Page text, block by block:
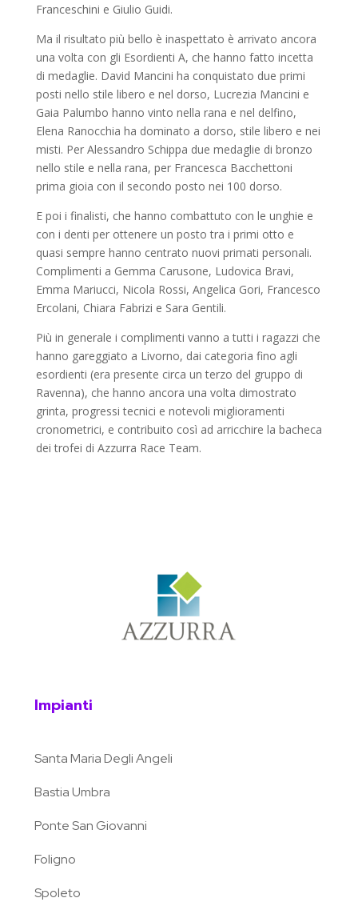
Franceschini e Giulio Guidi.
Ma il risultato più bello è inaspettato è arrivato ancora
una volta con gli Esordienti A, che hanno fatto incetta
di medaglie. David Mancini ha conquistato due primi
posti nello stile libero e nel dorso, Lucrezia Mancini e
Gaia Palumbo hanno vinto nella rana e nel delfino,
Elena Ranocchia ha dominato a dorso, stile libero e nei
misti. Per Alessandro Schippa due medaglie di bronzo
nello stile e nella rana, per Francesca Bacchettoni
prima gioia con il secondo posto nei 100 dorso.
E poi i finalisti, che hanno combattuto con le unghie e
con i denti per ottenere un posto tra i primi otto e
quasi sempre hanno centrato nuovi primati personali.
Complimenti a Gemma Carusone, Ludovica Bravi,
Emma Mariucci, Nicola Rossi, Angelica Gori, Francesco
Ercolani, Chiara Fabrizi e Sara Gentili.
Più in generale i complimenti vanno a tutti i ragazzi che
hanno gareggiato a Livorno, dai categoria fino agli
esordienti (era presente circa un terzo del gruppo di
Ravenna), che hanno ancora una volta dimostrato
grinta, progressi tecnici e notevoli miglioramenti
cronometrici, e contribuito così ad arricchire la bacheca
dei trofei di Azzurra Race Team.
Impianti
Santa Maria Degli Angeli
Bastia Umbra
Ponte San Giovanni
Foligno
Spoleto